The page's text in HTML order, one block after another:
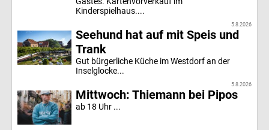
Kinderspielhaus....
5.8.2026
Seehund hat auf mit Speis und
Trank
Gut bürgerliche Küche im Westdorf an der
Inselglocke...
5.8.2026
Mittwoch: Thiemann bei Pipos
ab 18 Uhr ...